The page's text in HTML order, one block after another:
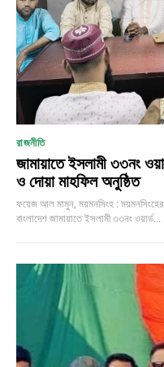
রাজনীতি
জামায়াতে ইসলামী ৩৩নং
ও দোয়া মাহফিল অনুষ্ঠিত
ফয়েজ আল মামুন, ময়মনসিংহ : ময়মনসিংহের
বাংলাদেশ জামায়াতে ইসলামী ৩৩নং ওয়ার্ড...